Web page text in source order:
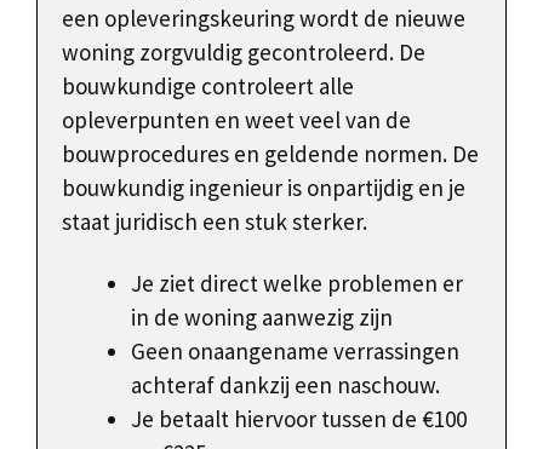
een opleveringskeuring wordt de nieuwe
woning zorgvuldig gecontroleerd. De
bouwkundige controleert alle
opleverpunten en weet veel van de
bouwprocedures en geldende normen. De
bouwkundig ingenieur is onpartijdig en je
staat juridisch een stuk sterker.
Je ziet direct welke problemen er
in de woning aanwezig zijn
Geen onaangename verrassingen
achteraf dankzij een naschouw.
Je betaalt hiervoor tussen de €100